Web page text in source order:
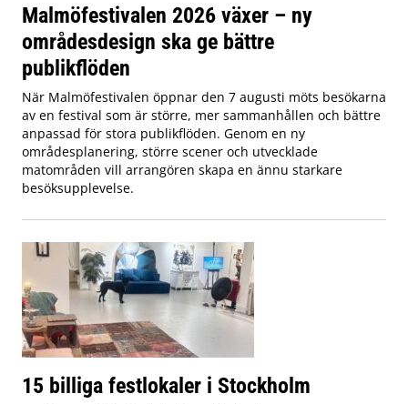
Malmöfestivalen 2026 växer – ny
områdesdesign ska ge bättre
publikflöden
När Malmöfestivalen öppnar den 7 augusti möts besökarna
av en festival som är större, mer sammanhållen och bättre
anpassad för stora publikflöden. Genom en ny
områdesplanering, större scener och utvecklade
matområden vill arrangören skapa en ännu starkare
besöksupplevelse.
15 billiga festlokaler i Stockholm